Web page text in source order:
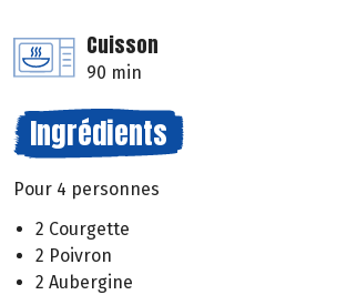
Cuisson
90 min
Ingrédients
Pour 4 personnes
2 Courgette
2 Poivron
2 Aubergine